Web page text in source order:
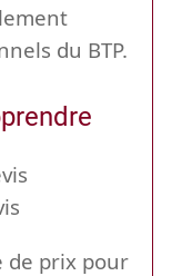
du BTP.
de prix pour